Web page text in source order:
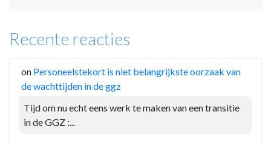
Recente reacties
on Personeelstekort is niet belangrijkste oorzaak van
de wachttijden in de ggz
Tijd om nu echt eens werk te maken van een transitie
in de GGZ :...